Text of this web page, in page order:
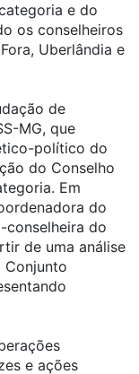
e do
os conselheiros
Uberlândia e
de
MG, que
político do
do Conselho
Em
do
conselheira do
de uma análise
Conjunto
e ações